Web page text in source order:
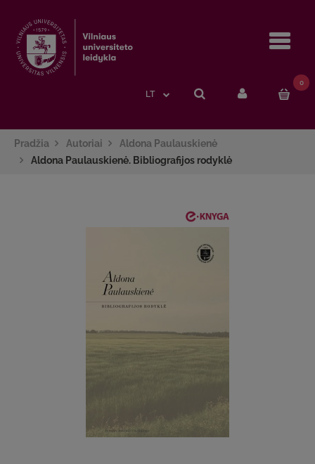
LT
0
Pradžia Autoriai
Aldona Paulauskienė
Aldona Paulauskienė. Bibliografijos rodyklė